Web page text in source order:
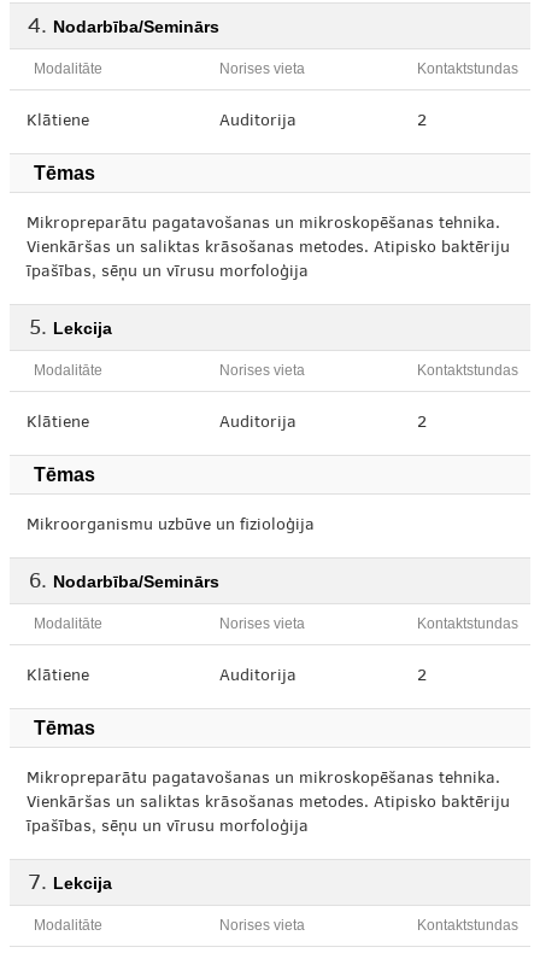
Nodarbība/Seminārs
Modalitāte Norises vieta Kontaktstundas
Klātiene Auditorija 2
Tēmas
Mikropreparātu pagatavošanas un mikroskopēšanas tehnika.
Vienkāršas un saliktas krāsošanas metodes. Atipisko baktēriju
īpašības, sēņu un vīrusu morfoloģija
Lekcija
Modalitāte Norises vieta Kontaktstundas
Klātiene Auditorija 2
Tēmas
Mikroorganismu uzbūve un fizioloģija
Nodarbība/Seminārs
Modalitāte Norises vieta Kontaktstundas
Klātiene Auditorija 2
Tēmas
Mikropreparātu pagatavošanas un mikroskopēšanas tehnika.
Vienkāršas un saliktas krāsošanas metodes. Atipisko baktēriju
īpašības, sēņu un vīrusu morfoloģija
Lekcija
Modalitāte Norises vieta Kontaktstundas